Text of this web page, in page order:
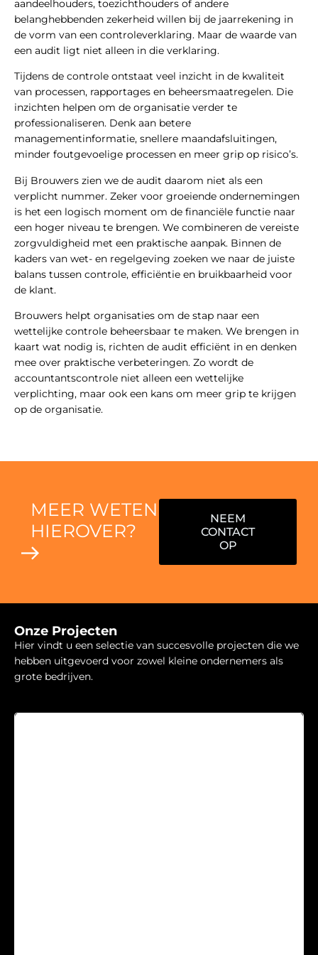
aandeelhouders, toezichthouders of andere
belanghebbenden zekerheid willen bij de jaarrekening in
de vorm van een controleverklaring. Maar de waarde van
een audit ligt niet alleen in die verklaring.
Tijdens de controle ontstaat veel inzicht in de kwaliteit
van processen, rapportages en beheersmaatregelen. Die
inzichten helpen om de organisatie verder te
professionaliseren. Denk aan betere
managementinformatie, snellere maandafsluitingen,
minder foutgevoelige processen en meer grip op risico’s.
Bij Brouwers zien we de audit daarom niet als een
verplicht nummer. Zeker voor groeiende ondernemingen
is het een logisch moment om de financiële functie naar
een hoger niveau te brengen. We combineren de vereiste
zorgvuldigheid met een praktische aanpak. Binnen de
kaders van wet- en regelgeving zoeken we naar de juiste
balans tussen controle, efficiëntie en bruikbaarheid voor
de klant.
Brouwers helpt organisaties om de stap naar een
wettelijke controle beheersbaar te maken. We brengen in
kaart wat nodig is, richten de audit efficiënt in en denken
mee over praktische verbeteringen. Zo wordt de
accountantscontrole niet alleen een wettelijke
verplichting, maar ook een kans om meer grip te krijgen
op de organisatie.
MEER WETEN
HIEROVER?
NEEM
CONTACT
OP
Onze Projecten
Hier vindt u een selectie van succesvolle projecten die we
hebben uitgevoerd voor zowel kleine ondernemers als
grote bedrijven.